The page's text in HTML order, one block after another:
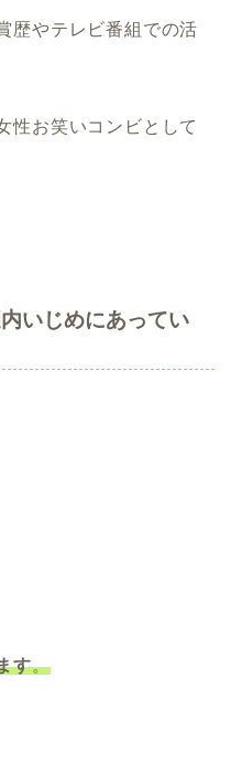
歴やテレビ番組での活
性お笑いコンビとして
いじめにあってい
す。